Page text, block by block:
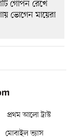
প্রথম আলো ট্রাস্ট
মোবাইল ভ্যাস